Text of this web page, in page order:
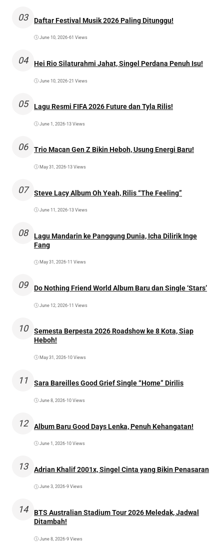
03 Daftar Festival Musik 2026 Paling Ditunggu!
June 10, 2026•61 Views
04 Hei Rio Silaturahmi Jahat, Singel Perdana Penuh Isu!
June 10, 2026•21 Views
05 Lagu Resmi FIFA 2026 Future dan Tyla Rilis!
June 1, 2026•13 Views
06 Trio Macan Gen Z Bikin Heboh, Usung Energi Baru!
May 31, 2026•13 Views
07 Steve Lacy Album Oh Yeah, Rilis “The Feeling”
June 11, 2026•13 Views
08
Lagu Mandarin ke Panggung Dunia, Icha Dilirik Inge
Fang
May 31, 2026•11 Views
09 Do Nothing Friend World Album Baru dan Single ‘Stars’
June 12, 2026•11 Views
10
Semesta Berpesta 2026 Roadshow ke 8 Kota, Siap
Heboh!
May 31, 2026•10 Views
11 Sara Bareilles Good Grief Single “Home” Dirilis
June 8, 2026•10 Views
12 Album Baru Good Days Lenka, Penuh Kehangatan!
June 1, 2026•10 Views
13 Adrian Khalif 2001x, Singel Cinta yang Bikin Penasaran
June 3, 2026•9 Views
14
BTS Australian Stadium Tour 2026 Meledak, Jadwal
Ditambah!
June 8, 2026•9 Views